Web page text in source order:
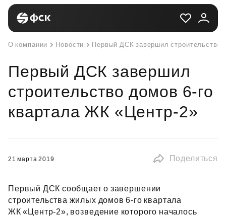
О компании Новости Первый ДСК завершил строительство
Первый ДСК завершил
строительство домов 6-го
квартала ЖК «Центр-2»
21 марта 2019 Поделиться
Первый ДСК сообщает о завершении
строительства жилых домов 6‑го квартала
ЖК «Центр‑2», возведение которого началось